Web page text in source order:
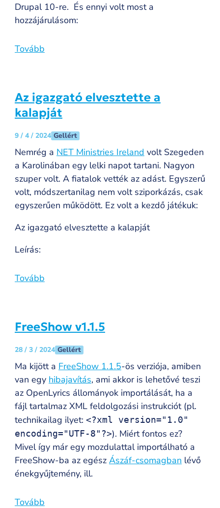
Drupal 10-re. És ennyi volt most a
hozzájárulásom:
Tovább
Az igazgató elvesztette a
kalapját
9 / 4 / 2024 Gellért
Nemrég a NET Ministries Ireland volt Szegeden
a Karolinában egy lelki napot tartani. Nagyon
szuper volt. A fiatalok vették az adást. Egyszerű
volt, módszertanilag nem volt sziporkázás, csak
egyszerűen működött. Ez volt a kezdő játékuk:
Az igazgató elvesztette a kalapját
Leírás:
Tovább
FreeShow v1.1.5
28 / 3 / 2024 Gellért
Ma kijött a FreeShow 1.1.5-ös verziója, amiben
van egy hibajavítás, ami akkor is lehetővé teszi
az OpenLyrics állományok importálását, ha a
fájl tartalmaz XML feldolgozási instrukciót (pl.
technikailag ilyet: <?xml version="1.0"
encoding="UTF-8"?>). Miért fontos ez?
Mivel így már egy mozdulattal importálható a
FreeShow-ba az egész Ászáf-csomagban lévő
énekgyűjtemény, ill.
Tovább